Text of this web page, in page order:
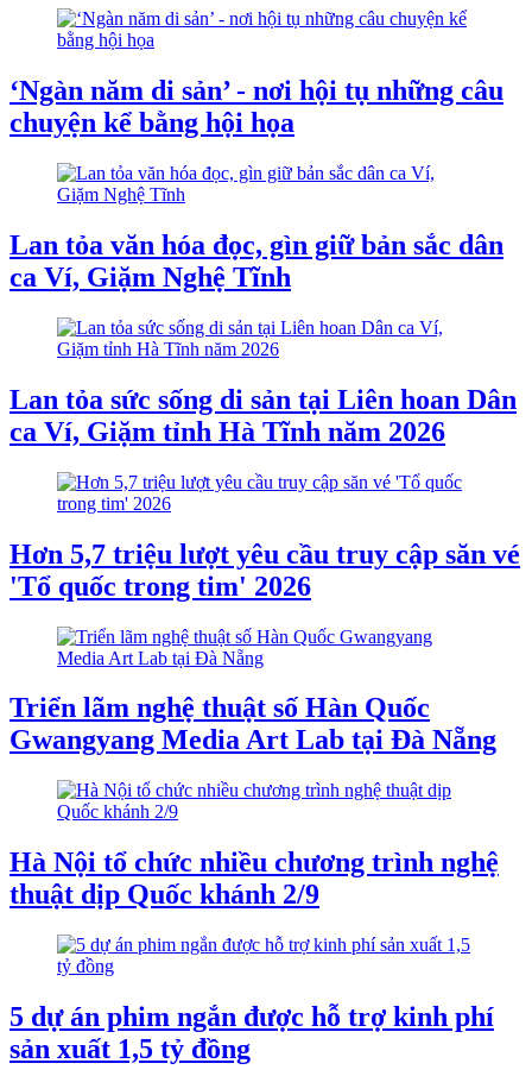
‘Ngàn năm di sản’ - nơi hội tụ những câu
chuyện kể bằng hội họa
Lan tỏa văn hóa đọc, gìn giữ bản sắc dân
ca Ví, Giặm Nghệ Tĩnh
Lan tỏa sức sống di sản tại Liên hoan Dân
ca Ví, Giặm tỉnh Hà Tĩnh năm 2026
Hơn 5,7 triệu lượt yêu cầu truy cập săn vé
'Tổ quốc trong tim' 2026
Triển lãm nghệ thuật số Hàn Quốc
Gwangyang Media Art Lab tại Đà Nẵng
Hà Nội tổ chức nhiều chương trình nghệ
thuật dịp Quốc khánh 2/9
5 dự án phim ngắn được hỗ trợ kinh phí
sản xuất 1,5 tỷ đồng